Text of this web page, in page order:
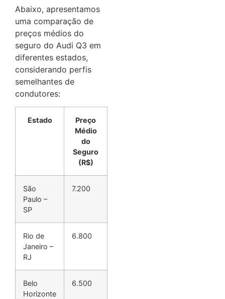
Abaixo, apresentamos
uma comparação de
preços médios do
seguro do Audi Q3 em
diferentes estados,
considerando perfis
semelhantes de
condutores:
Estado
Preço
Médio
do
Seguro
(R$)
São
Paulo –
SP
7.200
Rio de
Janeiro –
RJ
6.800
Belo
Horizonte
6.500